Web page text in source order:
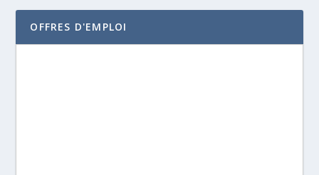
OFFRES D'EMPLOI